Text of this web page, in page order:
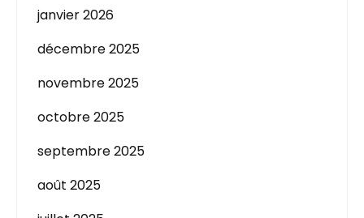
janvier 2026
décembre 2025
novembre 2025
octobre 2025
septembre 2025
août 2025